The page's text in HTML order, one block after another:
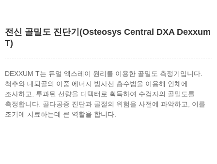
전신 골밀도 진단기(Osteosys Central DXA Dexxum
T)
DEXXUM T는 듀얼 엑스레이 원리를 이용한 골밀도 측정기입니다.
척추와 대퇴골의 이중 에너지 방사선 흡수법을 이용해 인체에
조사하고, 투과된 선량을 디텍터로 획득하여 수검자의 골밀도를
측정합니다. 골다공증 진단과 골절의 위험을 사전에 파악하고, 이를
조기에 치료하는데 큰 역할을 합니다.